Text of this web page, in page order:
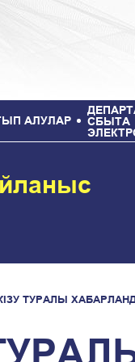
АЛУЛАР
СБЫТА
ТУРАЛЫ